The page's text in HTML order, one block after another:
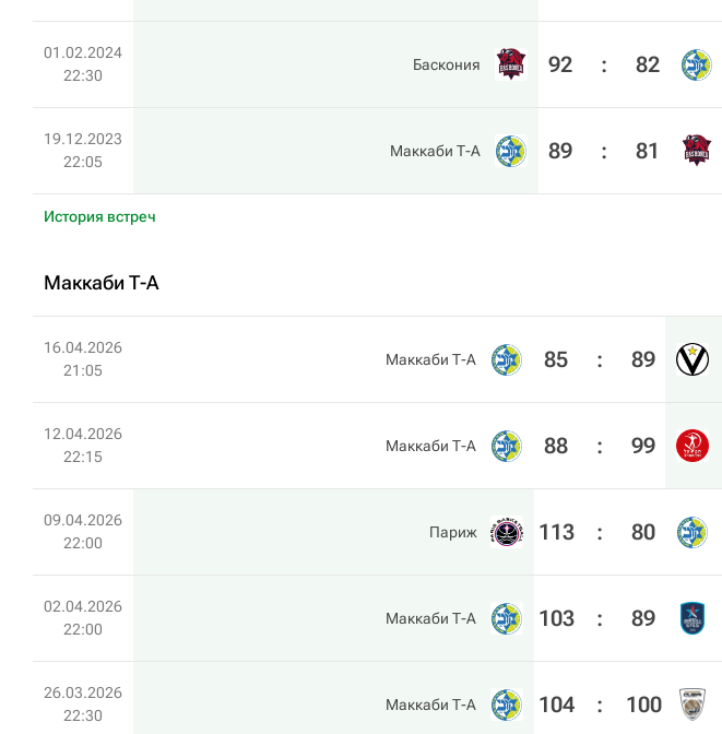
01.02.2024
22:30
Баскония 92 : 82
19.12.2023
22:05
Маккаби Т-А 89 : 81
История встреч
Маккаби Т-А
16.04.2026
21:05
Маккаби Т-А 85 : 89
12.04.2026
22:15
Маккаби Т-А 88 : 99
09.04.2026
22:00
Париж 113 : 80
02.04.2026
22:00
Маккаби Т-А 103 : 89
26.03.2026
22:30
Маккаби Т-А 104 : 100